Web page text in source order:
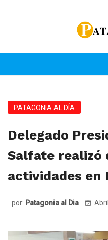
PATAGONIA AL DÍA
Delegado
Salfate realizó
actividades en
por: Patagonia al Dia